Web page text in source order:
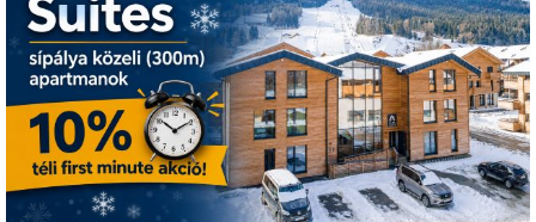
Pályázatok
Portálinfo
Rajzok
Síbérletárak